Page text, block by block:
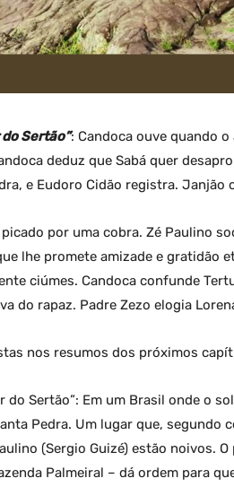
do Sertão”: Candoca ouve quando
deduz que Sabá quer
e Eudoro Cidão registra.
por uma cobra. Zé Paulino
lhe promete amizade e gratidão
ciúmes. Candoca confunde
do rapaz. Padre Zezo elogia
nos resumos dos próximos
do Sertão”: Em um Brasil onde o
Pedra. Um lugar que, segundo
(Sergio Guizé) estão noivos.
Palmeiral – dá ordem para